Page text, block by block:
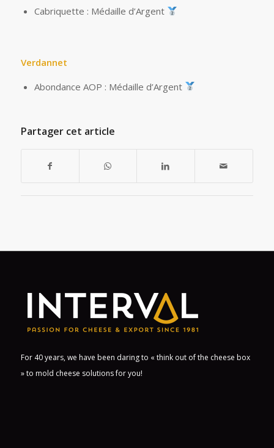
Cabriquette : Médaille d’Argent
Verdannet
Abondance AOP : Médaille d’Argent
Partager cet article
For 40 years, we have been daring to « think out of the cheese box
» to mold cheese solutions for you!